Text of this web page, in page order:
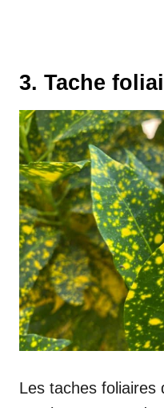
3. Tache
Les taches foliaires